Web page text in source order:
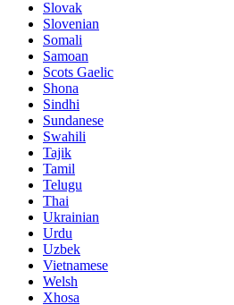
Slovak
Slovenian
Somali
Samoan
Scots Gaelic
Shona
Sindhi
Sundanese
Swahili
Tajik
Tamil
Telugu
Thai
Ukrainian
Urdu
Uzbek
Vietnamese
Welsh
Xhosa